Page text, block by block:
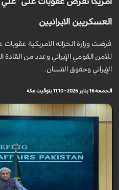
أمريكا تفرض عقوبات على "علي
العسكريين الايرانيين
فرضت وزارة الخزانه الامريكية عقوبات
للامن القومي الإيراني وعدد من
الإيراني وحقوق الانسان.
الجمعة 16 يناير 2026 - 11:10 بتوقيت مكة